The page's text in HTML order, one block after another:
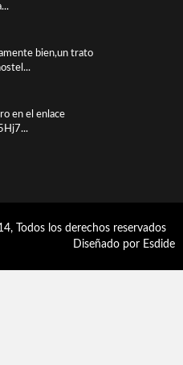
bien,un trato
en el enlace
Todos los derechos reservados
Diseñado por Esdide